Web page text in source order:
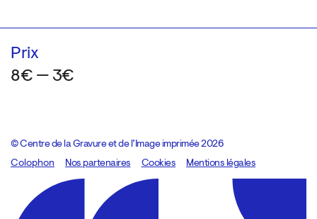
Prix
8€ — 3€
© Centre de la Gravure et de l’Image imprimée 2026
Colophon
Design:Marcel Kaczmarek, code:8080.studio
Nos partenaires Cookies Mentions légales